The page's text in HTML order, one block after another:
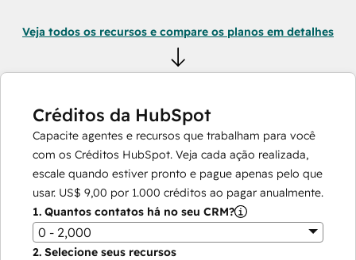
Veja todos os recursos e compare os planos em detalhes
Créditos da HubSpot
Capacite agentes e recursos que trabalham para você
com os Créditos HubSpot. Veja cada ação realizada,
escale quando estiver pronto e pague apenas pelo que
usar. US$ 9,00 por 1.000 créditos ao pagar anualmente.
1. Quantos contatos há no seu CRM?
0 - 2,000
2. Selecione seus recursos